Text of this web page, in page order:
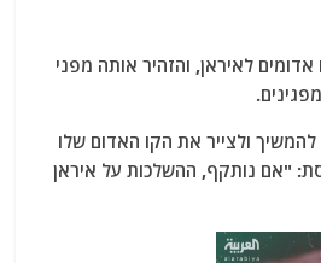
לאיראן, והזהיר אותה מפני
ולצייר את הקו האדום שלו
"אם נותקף, ההשלכות על איראן